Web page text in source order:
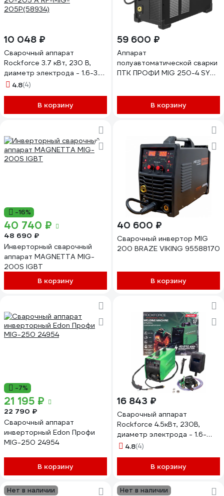
10 048 ₽
Сварочный аппарат
Rockforce 3.7 кВт, 230 В,
диаметр электрода - 1.6-3.2
мм, диаметр проволоки -
20-205 А RF-MIG-
205P(58934)
4.8(4)
В корзину
59 600 ₽
Аппарат
полуавтоматической сварки
ПТК ПРОФИ MIG 250-4 SYN
В корзину
-16%
40 740 ₽
48 690 ₽
Инверторный сварочный
аппарат MAGNETTA MIG-
200S IGBT
В корзину
40 600 ₽
Сварочный инвертор MIG
200 BRAZE VIKING 95588170
В корзину
-7%
21 195 ₽
22 790 ₽
Сварочный аппарат
инверторный Edon Профи
MIG-250 24954
В корзину
16 843 ₽
Сварочный аппарат
Rockforce 4.5кВт, 230В,
диаметр электрода - 1.6-
4мм, диаметр проволоки -
40-210А RF-MIG-
210P(58936)
4.8(4)
В корзину
Нет в наличии Нет в наличии